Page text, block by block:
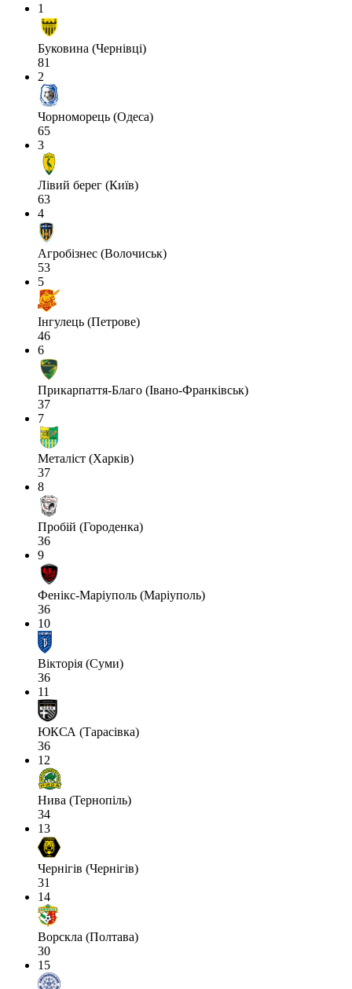
1
Буковина (Чернівці)
81
2
Чорноморець (Одеса)
65
3
Лівий берег (Київ)
63
4
Агробізнес (Волочиськ)
53
5
Інгулець (Петрове)
46
6
Прикарпаття-Благо (Івано-Франківськ)
37
7
Металіст (Харків)
37
8
Пробій (Городенка)
36
9
Фенікс-Маріуполь (Маріуполь)
36
10
Вікторія (Суми)
36
11
ЮКСА (Тарасівка)
36
12
Нива (Тернопіль)
34
13
Чернігів (Чернігів)
31
14
Ворскла (Полтава)
30
15